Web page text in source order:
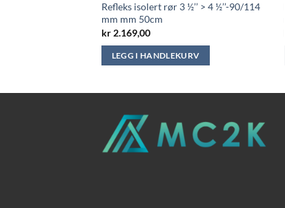
Refleks isolert rør 3 ½’’ > 4 ½’’-90/114
mm mm 50cm
kr2.169,00
LEGG I HANDLEKURV